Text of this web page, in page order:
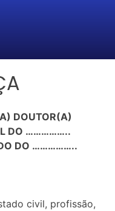
DOUTOR(A)
DO ……………..
DO ……………..
civil, profissão,